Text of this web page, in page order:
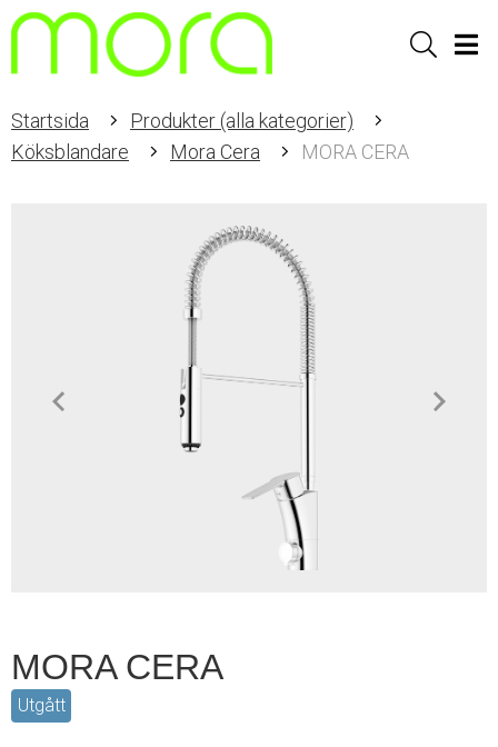
Sök
Startsida
Produkter (alla kategorier)
Köksblandare
Mora Cera MORA CERA
MORA CERA
Utgått